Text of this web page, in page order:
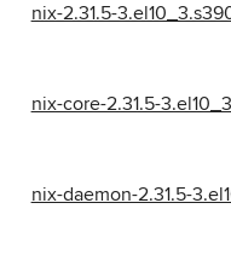
nix-2.31.5-
nix-core-2.31.5-
nix-daemon-2.31.5-